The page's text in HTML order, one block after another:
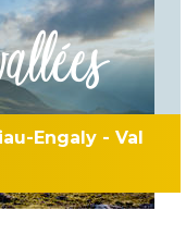
Engaly - Val